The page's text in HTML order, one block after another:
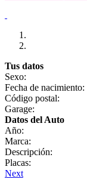
Tus datos
Sexo:
Fecha de nacimiento:
Código postal:
Garage:
Datos del Auto
Año:
Marca:
Descripción:
Placas:
Next